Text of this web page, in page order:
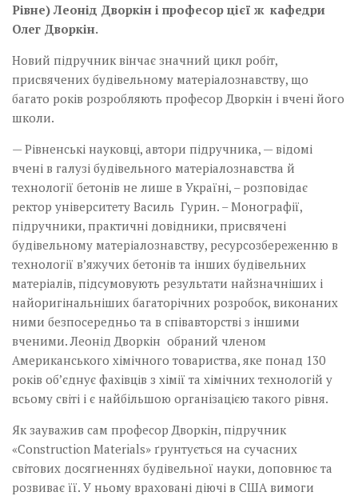
Рівне) Леонід Дворкін і професор цієї ж кафедри
Олег Дворкін.
Новий підручник вінчає значний цикл робіт,
присвячених будівельному мате­ріалознавству, що
багато років розробляють професор Дворкін і вчені його
школи.
— Рівненські науковці, автори підручника, — відомі
вчені в галузі будівельного матеріалознавства й
технології бетонів не лише в Україні, – розповідає
ректор університету Василь Гурин. – Монографії,
підручники, практичні довідники, присвячені
будівельному матеріалознавству, ресурсозбереженню в
технології в’яжучих бетонів та інших будівельних
матеріалів, підсумовують результати найзначніших і
найоригінальніших багаторічних розробок, виконаних
ними безпосередньо та в співавторстві з іншими
вченими. Леонід Дворкін обраний членом
Американського хімічного товариства, яке понад 130
років об’єднує фахівців з хімії та хімічних технологій у
всьому світі і є найбільшою організацією такого рівня.
Як зауважив сам професор Дворкін, підручник
«Construction Materials» ґрун­тується на сучасних
світових досягненнях будівельної науки, доповнює та
розвиває її. У ньому враховані діючі в США вимоги